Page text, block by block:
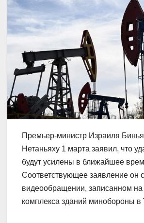
Премьер-министр Израиля
Нетаньяху 1 марта заявил, что
будут усилены в ближайшее
Соответствующее заявление он
видеообращении, записанном
комплекса зданий минобороны в